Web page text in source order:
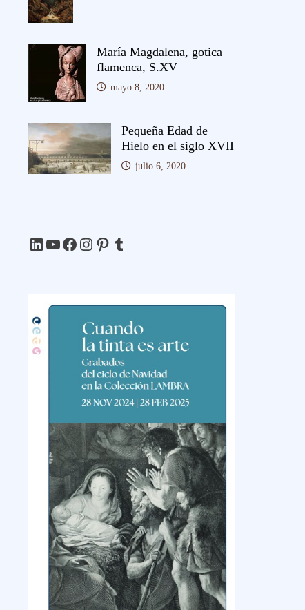
María Magdalena, gotica
flamenca, S.XV
mayo 8, 2020
Pequeña Edad de
Hielo en el siglo XVII
julio 6, 2020
LinkedIn
YouTube
Facebook
Instagram
Pinterest
Tumblr